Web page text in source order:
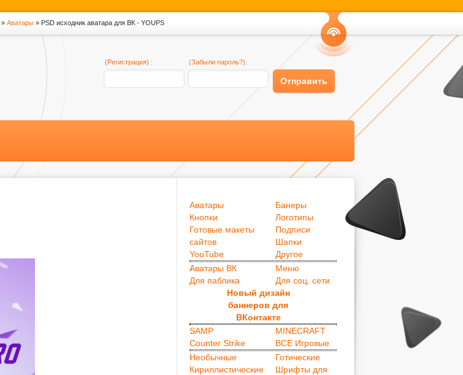
RSS
» Аватары » PSD исходник аватара для ВК - YOUPS
(Регистрация) : (Забыли пароль?):
Отправить
Аватары
Банеры
Кнопки
Логотипы
Готовые макеты
сайтов
Подписи
Шапки
YouTube
Другое
.
Аватары ВК
Меню
Для паблика
Для соц. сети
Новый дизайн
баннеров для
ВКонтакте
.
SAMP
MINECRAFT
Counter Strike
ВСЕ Игровые
.Необычные
Готические
Кириллистические
Шрифты для